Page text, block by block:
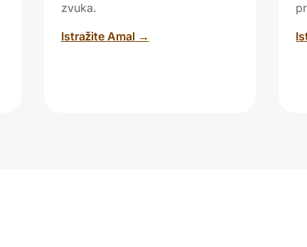
zvuka.
Istražite Amal →